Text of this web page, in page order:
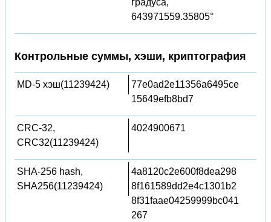
643971559.35805°
Контрольные суммы, хэши, криптография
MD-5 хэш(11239424)
77e0ad2e11356a6495ce
15649efb8bd7
CRC-32,
CRC32(11239424)
4024900671
SHA-256 hash,
SHA256(11239424)
4a8120c2e600f8dea298
8f161589dd2e4c1301b2
8f31faae04259999bc041
267